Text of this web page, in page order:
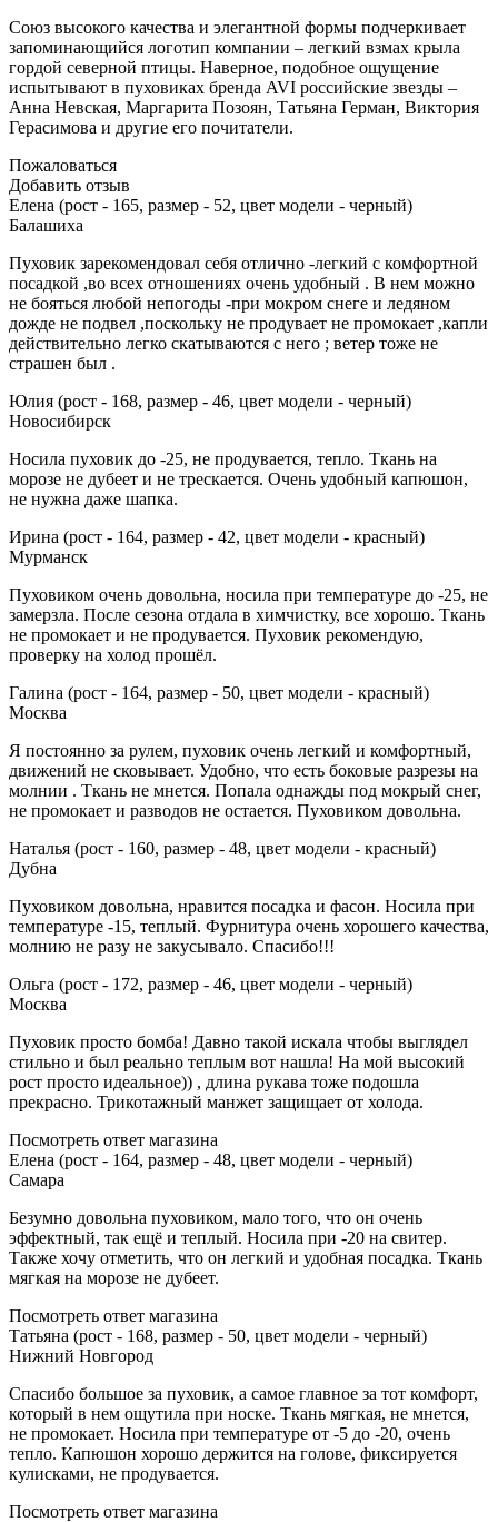
Союз высокого качества и элегантной формы подчеркивает
запоминающийся логотип компании – легкий взмах крыла
гордой северной птицы. Наверное, подобное ощущение
испытывают в пуховиках бренда AVI российские звезды –
Анна Невская, Маргарита Позоян, Татьяна Герман, Виктория
Герасимова и другие его почитатели.
Пожаловаться
Добавить отзыв
Елена (рост - 165, размер - 52, цвет модели - черный)
Балашиха
Пуховик зарекомендовал себя отлично -легкий с комфортной
посадкой ,во всех отношениях очень удобный . В нем можно
не бояться любой непогоды -при мокром снеге и ледяном
дожде не подвел ,поскольку не продувает не промокает ,капли
действительно легко скатываются с него ; ветер тоже не
страшен был .
Юлия (рост - 168, размер - 46, цвет модели - черный)
Новосибирск
Носила пуховик до -25, не продувается, тепло. Ткань на
морозе не дубеет и не трескается. Очень удобный капюшон,
не нужна даже шапка.
Ирина (рост - 164, размер - 42, цвет модели - красный)
Мурманск
Пуховиком очень довольна, носила при температуре до -25, не
замерзла. После сезона отдала в химчистку, все хорошо. Ткань
не промокает и не продувается. Пуховик рекомендую,
проверку на холод прошёл.
Галина (рост - 164, размер - 50, цвет модели - красный)
Москва
Я постоянно за рулем, пуховик очень легкий и комфортный,
движений не сковывает. Удобно, что есть боковые разрезы на
молнии . Ткань не мнется. Попала однажды под мокрый снег,
не промокает и разводов не остается. Пуховиком довольна.
Наталья (рост - 160, размер - 48, цвет модели - красный)
Дубна
Пуховиком довольна, нравится посадка и фасон. Носила при
температуре -15, теплый. Фурнитура очень хорошего качества,
молнию не разу не закусывало. Спасибо!!!
Ольга (рост - 172, размер - 46, цвет модели - черный)
Москва
Пуховик просто бомба! Давно такой искала чтобы выглядел
стильно и был реально теплым вот нашла! На мой высокий
рост просто идеальное)) , длина рукава тоже подошла
прекрасно. Трикотажный манжет защищает от холода.
Посмотреть ответ магазина
Елена (рост - 164, размер - 48, цвет модели - черный)
Самара
Безумно довольна пуховиком, мало того, что он очень
эффектный, так ещё и теплый. Носила при -20 на свитер.
Также хочу отметить, что он легкий и удобная посадка. Ткань
мягкая на морозе не дубеет.
Посмотреть ответ магазина
Татьяна (рост - 168, размер - 50, цвет модели - черный)
Нижний Новгород
Спасибо большое за пуховик, а самое главное за тот комфорт,
который в нем ощутила при носке. Ткань мягкая, не мнется,
не промокает. Носила при температуре от -5 до -20, очень
тепло. Капюшон хорошо держится на голове, фиксируется
кулисками, не продувается.
Посмотреть ответ магазина